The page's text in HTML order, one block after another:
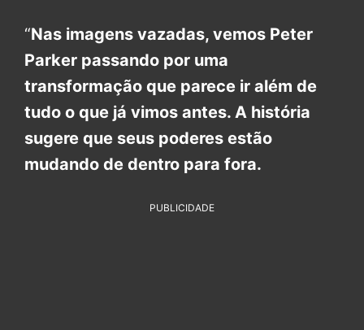
“Nas imagens vazadas, vemos Peter
Parker passando por uma
transformação que parece ir além de
tudo o que já vimos antes. A história
sugere que seus poderes estão
mudando de dentro para fora.
PUBLICIDADE